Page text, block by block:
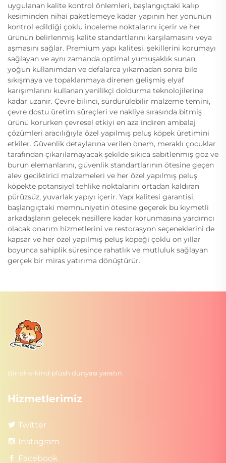
uygulanan kalite kontrol önlemleri, başlangıçtaki kalıp
kesiminden nihai paketlemeye kadar yapının her yönünün
kontrol edildiği çoklu inceleme noktalarını içerir ve her
ürünün belirlenmiş kalite standartlarını karşılamasını veya
aşmasını sağlar. Premium yapı kalitesi, şekillerini korumayı
sağlayan ve aynı zamanda optimal yumuşaklık sunan,
yoğun kullanımdan ve defalarca yıkamadan sonra bile
sıkışmaya ve topaklanmaya direnen gelişmiş elyaf
karışımlarını kullanan yenilikçi doldurma teknolojilerine
kadar uzanır. Çevre bilinci, sürdürülebilir malzeme temini,
çevre dostu üretim süreçleri ve nakliye sırasında bitmiş
ürünü korurken çevresel etkiyi en aza indiren ambalaj
çözümleri aracılığıyla özel yapılmış peluş köpek üretimini
etkiler. Güvenlik detaylarına verilen önem, meraklı çocuklar
tarafından çıkarılamayacak şekilde sıkıca sabitlenmiş göz ve
burun elemanlarını, güvenlik standartlarının ötesine geçen
alev geciktirici malzemeleri ve her özel yapılmış peluş
köpekte potansiyel tehlike noktalarını ortadan kaldıran
pürüzsüz, yuvarlak yapıyı içerir. Yapı kalitesi garantisi,
başlangıçtaki memnuniyetin ötesine geçerek bu kıymetli
arkadaşların gelecek nesillere kadar korunmasına yardımcı
olacak onarım hizmetlerini ve restorasyon seçeneklerini de
kapsar ve her özel yapılmış peluş köpeği çoklu on yıllar
boyunca sahiplik süresince rahatlık ve mutluluk sağlayan
gerçek bir miras yatırıma dönüştürür.
Bir-of-a-kind plüsh dünyası yaratın
Hizmetlerimiz
Twitter
Instagram
Facebook